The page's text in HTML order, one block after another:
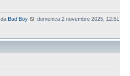
da Bad Boy
V
u
t
o
domenica 2 novembre 2025, 12:51